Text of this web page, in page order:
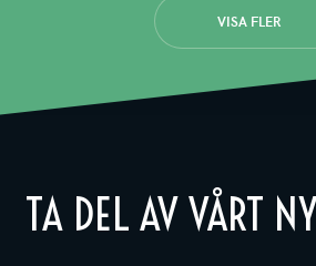
VISA FLER
TA DEL AV VÅRT